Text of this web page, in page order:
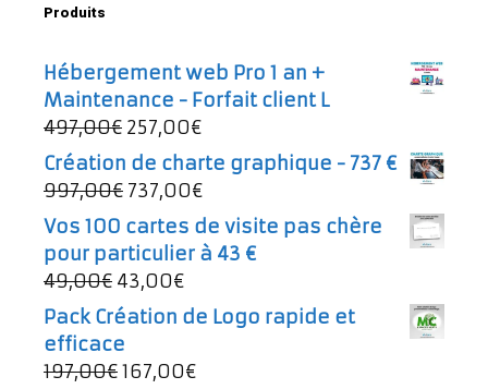
Produits
Hébergement web Pro 1 an +
Maintenance - Forfait client L
497,00€ Le
prix
initial
était :
497,00€.
257,00€Le
prix
actuel
257,00€.
Création de charte graphique - 737 €
997,00€ Le
prix
initial
était :
997,00€.
737,00€Le
prix
actuel
Vos 100 cartes de visite pas chère
pour particulier à 43 €
49,00€ Le
prix
initial
était :
43,00€Le
prix
actuel
est :
Pack Création de Logo rapide et
efficace
197,00€Le
167,00€Le